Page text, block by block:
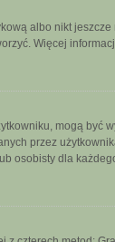
albo nikt
Więcej
mogą
przez
osobisty dla